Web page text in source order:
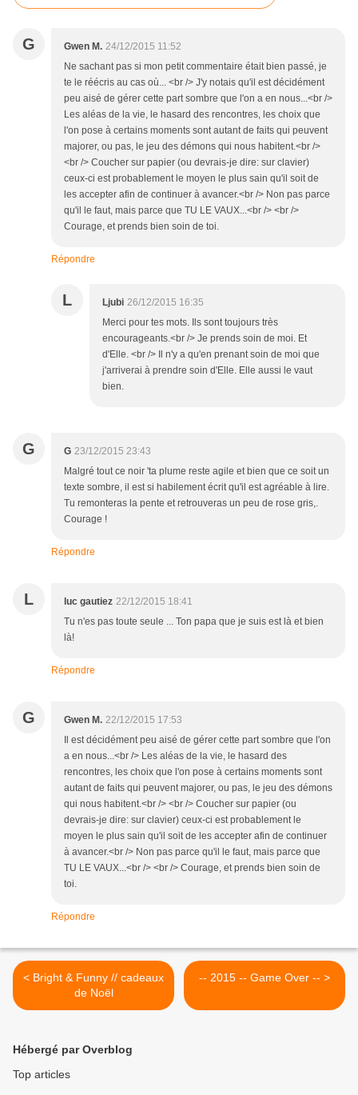
G Gwen M. 24/12/2015 11:52
Ne sachant pas si mon petit commentaire était bien passé, je
te le réécris au cas où... <br /> J'y notais qu'il est décidément
peu aisé de gérer cette part sombre que l'on a en nous...<br />
Les aléas de la vie, le hasard des rencontres, les choix que
l'on pose à certains moments sont autant de faits qui peuvent
majorer, ou pas, le jeu des démons qui nous habitent.<br />
<br /> Coucher sur papier (ou devrais-je dire: sur clavier)
ceux-ci est probablement le moyen le plus sain qu'il soit de
les accepter afin de continuer à avancer.<br /> Non pas parce
qu'il le faut, mais parce que TU LE VAUX...<br /> <br />
Courage, et prends bien soin de toi.
Répondre
L Ljubi 26/12/2015 16:35
Merci pour tes mots. Ils sont toujours très
encourageants.<br /> Je prends soin de moi. Et
d'Elle. <br /> Il n'y a qu'en prenant soin de moi que
j'arriverai à prendre soin d'Elle. Elle aussi le vaut
bien.
G G 23/12/2015 23:43
Malgré tout ce noir 'ta plume reste agile et bien que ce soit un
texte sombre, il est si habilement écrit qu'il est agréable à lire.
Tu remonteras la pente et retrouveras un peu de rose gris,.
Courage !
Répondre
L luc gautiez 22/12/2015 18:41
Tu n'es pas toute seule ... Ton papa que je suis est là et bien
là!
Répondre
G Gwen M. 22/12/2015 17:53
Il est décidément peu aisé de gérer cette part sombre que l'on
a en nous...<br /> Les aléas de la vie, le hasard des
rencontres, les choix que l'on pose à certains moments sont
autant de faits qui peuvent majorer, ou pas, le jeu des démons
qui nous habitent.<br /> <br /> Coucher sur papier (ou
devrais-je dire: sur clavier) ceux-ci est probablement le
moyen le plus sain qu'il soit de les accepter afin de continuer
à avancer.<br /> Non pas parce qu'il le faut, mais parce que
TU LE VAUX...<br /> <br /> Courage, et prends bien soin de
toi.
Répondre
< Bright & Funny // cadeaux
de Noël
-- 2015 -- Game Over -- >
Hébergé par Overblog
Top articles